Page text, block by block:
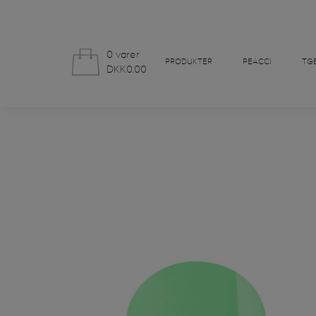
0 varer
DKK0.00
PRODUKTER PEACCI